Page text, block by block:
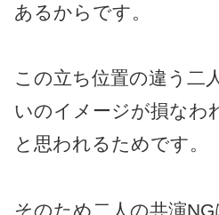
あるからです。
この立ち位置の違う二
いのイメージが損なわ
と思われるためです。
そのため二人の共演